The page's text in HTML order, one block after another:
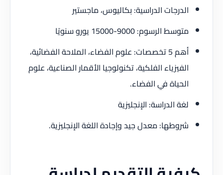
الدرجات الدراسية: بكاليوس، ماجستير
متوسط الرسوم: 9000-15000 يورو سنويًا
أهم 5 تخصصات: علوم الفضاء، الملاحة الفضائية،
الفيزياء الفلكية، تكنولوجيا الأقمار الصناعية، علوم
الحياة في الفضاء.
لغة الدراسة: الإنجليزية
شروطها: معدل جيد وإجادة اللغة الإنجليزية.